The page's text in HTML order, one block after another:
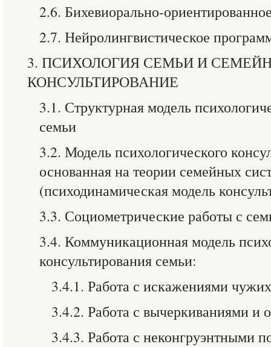
2.6. Бихевиорально-
2.7. Нейролингвистическое
3. ПСИХОЛОГИЯ СЕМЬИ И
КОНСУЛЬТИРОВАНИЕ
3.1. Структурная модель
семьи
3.2. Модель психологического
основанная на теории семейных
(психодинамическая модель
3.3. Социометрические работы с
3.4. Коммуникационная модель
консультирования семьи:
3.4.1. Работа с искажениями
3.4.2. Работа с вычеркиваниями и
3.4.3. Работа с неконгруэнтными